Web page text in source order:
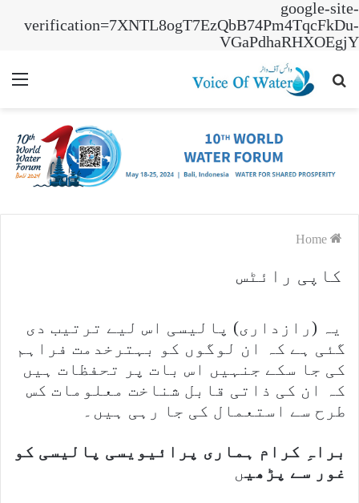
google-site-
verification=7XNTL8ogT7EzQbB74Pm4TqcFkDu-
VGaPdhaRHXOEgjY
Search
کاپی رائٹس
یہ (رازداری) پالیسی اس لیے ترتیب دی
گئی ہے کہ ان لوگوں کو بہترخدمت فراہم
کی جا سکے جنہیں اس بات پر تحفظات ہیں
کہ ان کی ذاتی قابل شناخت معلومات کس
طرح سے استعمال کی جا رہی ہیں۔
براہِ کرام ہماری پرائیویسی پالیسی کو
غور سے پڑھیں